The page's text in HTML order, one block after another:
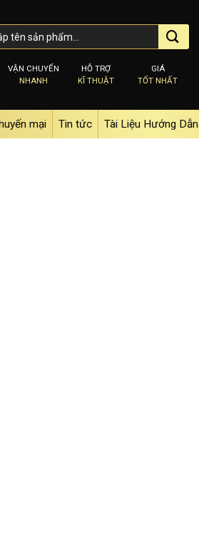
VẬN CHUYỂN
NHANH
HỖ TRỢ
KĨ THUẬT
GIÁ
TỐT NHẤT
mại Tin tức Tài Liệu Hướng Dẫn